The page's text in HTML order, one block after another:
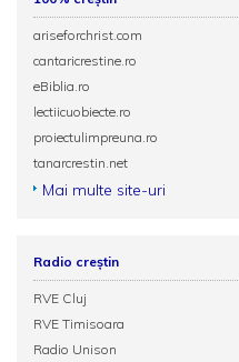
ariseforchrist.com
cantaricrestine.ro
eBiblia.ro
lectiicuobiecte.ro
proiectulimpreuna.ro
tanarcrestin.net
Mai multe site-uri
Radio creștin
RVE Cluj
RVE Timisoara
Radio Unison